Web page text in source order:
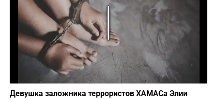
Play
Фото: depositphotos.com
Девушка заложника террористов ХАМАСа Элии